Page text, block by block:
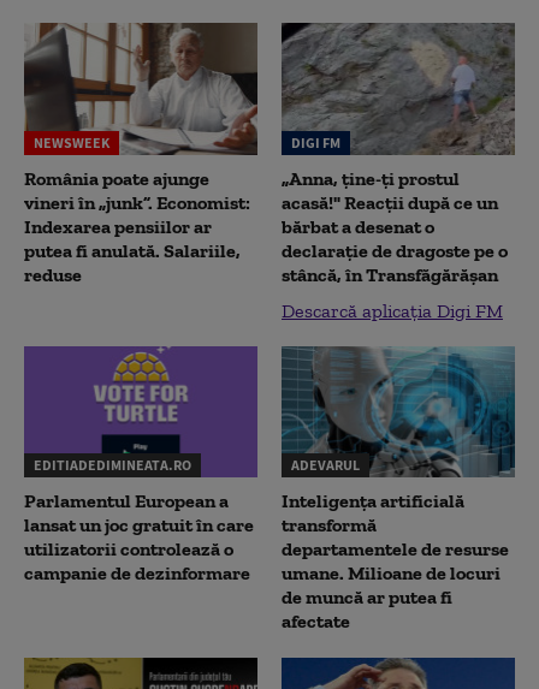
NEWSWEEK
România poate ajunge
vineri în „junk”. Economist:
Indexarea pensiilor ar
putea fi anulată. Salariile,
reduse
DIGI FM
„Anna, ţine-ţi prostul
acasă!" Reacţii după ce un
bărbat a desenat o
declaraţie de dragoste pe o
stâncă, în Transfăgărăşan
Descarcă aplicația Digi FM
EDITIADEDIMINEATA.RO
Parlamentul European a
lansat un joc gratuit în care
utilizatorii controlează o
campanie de dezinformare
ADEVARUL
Inteligența artificială
transformă
departamentele de resurse
umane. Milioane de locuri
de muncă ar putea fi
afectate